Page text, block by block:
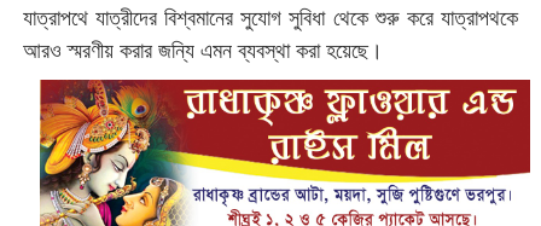
যাত্রাপথে যাত্রীদের বিশ্বমানের সুযোগ সুবিধা থেকে শুরু করে যাত্রাপথকে
আরও স্মরণীয় করার জন্যি এমন ব্যবস্থা করা হয়েছে।